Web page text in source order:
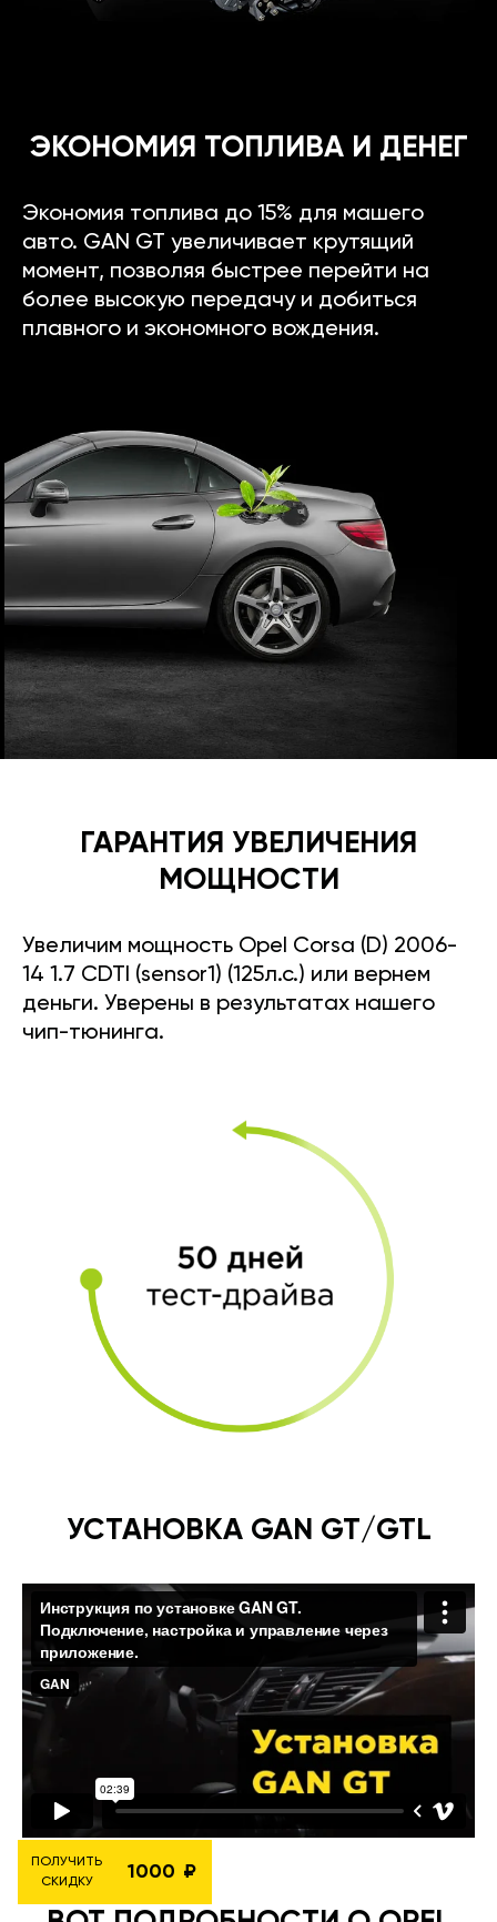
ЭКОНОМИЯ ТОПЛИВА И ДЕНЕГ
Экономия топлива до 15% для машего
авто. GAN GT увеличивает крутящий
момент, позволяя быстрее перейти на
более высокую передачу и добиться
плавного и экономного вождения.
ГАРАНТИЯ УВЕЛИЧЕНИЯ
МОЩНОСТИ
Увеличим мощность Opel Corsa (D) 2006-
14 1.7 CDTI (sensor1) (125л.с.) или вернем
деньги. Уверены в результатах нашего
чип-тюнинга.
УСТАНОВКА GAN GT/GTL
ПОЛУЧИТЬ
СКИДКУ
1000